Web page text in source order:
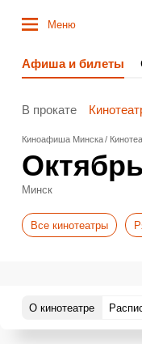
Меню
Афиша и билеты
В прокате
Киноафиша Минска
Октябрь
Минск
Все кинотеатры
О кинотеатре